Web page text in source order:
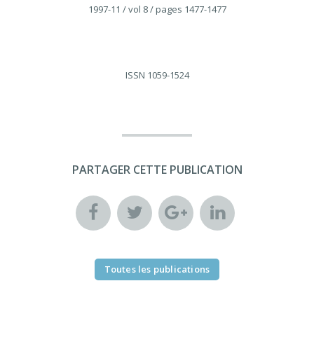
1997-11 / vol 8/ pages 1477-1477
ISSN 1059-1524
PARTAGER CETTE PUBLICATION
Toutes les publications